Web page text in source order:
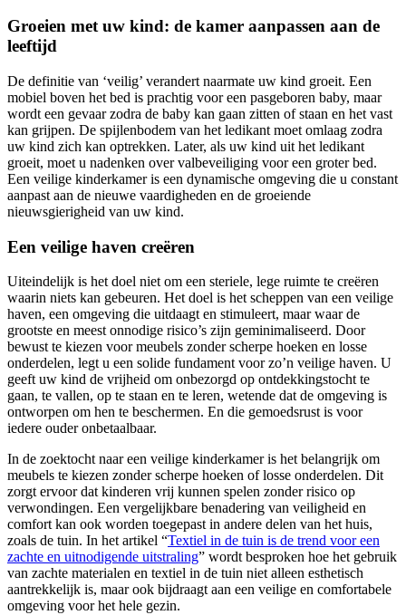
Groeien met uw kind: de kamer aanpassen aan de
leeftijd
De definitie van ‘veilig’ verandert naarmate uw kind groeit. Een
mobiel boven het bed is prachtig voor een pasgeboren baby, maar
wordt een gevaar zodra de baby kan gaan zitten of staan en het vast
kan grijpen. De spijlenbodem van het ledikant moet omlaag zodra
uw kind zich kan optrekken. Later, als uw kind uit het ledikant
groeit, moet u nadenken over valbeveiliging voor een groter bed.
Een veilige kinderkamer is een dynamische omgeving die u constant
aanpast aan de nieuwe vaardigheden en de groeiende
nieuwsgierigheid van uw kind.
Een veilige haven creëren
Uiteindelijk is het doel niet om een steriele, lege ruimte te creëren
waarin niets kan gebeuren. Het doel is het scheppen van een veilige
haven, een omgeving die uitdaagt en stimuleert, maar waar de
grootste en meest onnodige risico’s zijn geminimaliseerd. Door
bewust te kiezen voor meubels zonder scherpe hoeken en losse
onderdelen, legt u een solide fundament voor zo’n veilige haven. U
geeft uw kind de vrijheid om onbezorgd op ontdekkingstocht te
gaan, te vallen, op te staan en te leren, wetende dat de omgeving is
ontworpen om hen te beschermen. En die gemoedsrust is voor
iedere ouder onbetaalbaar.
In de zoektocht naar een veilige kinderkamer is het belangrijk om
meubels te kiezen zonder scherpe hoeken of losse onderdelen. Dit
zorgt ervoor dat kinderen vrij kunnen spelen zonder risico op
verwondingen. Een vergelijkbare benadering van veiligheid en
comfort kan ook worden toegepast in andere delen van het huis,
zoals de tuin. In het artikel “Textiel in de tuin is de trend voor een
zachte en uitnodigende uitstraling” wordt besproken hoe het gebruik
van zachte materialen en textiel in de tuin niet alleen esthetisch
aantrekkelijk is, maar ook bijdraagt aan een veilige en comfortabele
omgeving voor het hele gezin.